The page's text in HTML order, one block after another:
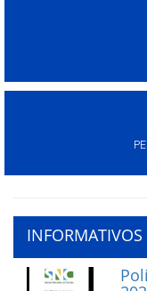
INFORMATIVOS